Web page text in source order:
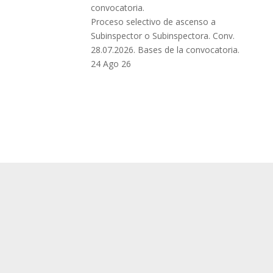
Proceso selectivo de ascenso a
Subinspector o Subinspectora. Conv.
28.07.2026. Bases de la convocatoria.
24 Ago 26